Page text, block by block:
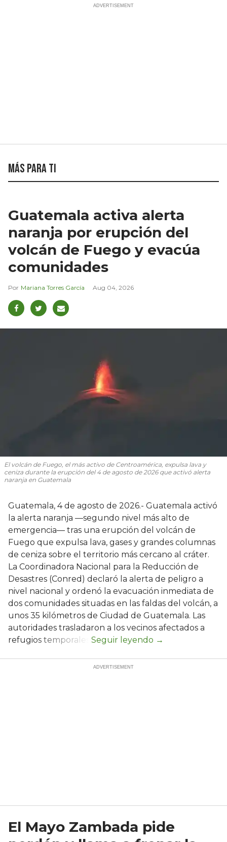
Más para ti
Guatemala activa alerta
naranja por erupción del
volcán de Fuego y evacúa
comunidades
Mariana Torres García Aug 04, 2026
El volcán de Fuego, el más activo de Centroamérica, expulsa lava y
ceniza durante la erupción del 4 de agosto de 2026 que activó alerta
naranja en Guatemala
Guatemala, 4 de agosto de 2026.- Guatemala activó
la alerta naranja —segundo nivel más alto de
emergencia— tras una erupción del volcán de
Fuego que expulsa lava, gases y grandes columnas
de ceniza sobre el territorio más cercano al cráter.
La Coordinadora Nacional para la Reducción de
Desastres (Conred) declaró la alerta de peligro a
nivel nacional y ordenó la evacuación inmediata de
dos comunidades situadas en las faldas del volcán, a
unos 35 kilómetros de Ciudad de Guatemala. Las
autoridades trasladaron a los vecinos afectados a
refugios temporales.
El Mayo Zambada pide